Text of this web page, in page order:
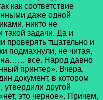
как соответствие
даже одной
никто не
такой задачи. Да и
проверять тщательно и
подмахнули, не читая,
все. Народ давно
принтер». Вчера,
документ, в котором
утвердили другой
это черное». Причем,